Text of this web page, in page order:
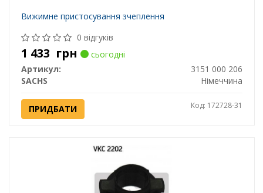
Вижимне пристосування зчеплення
0 відгуків
1 433 грн
сьогодні
Артикул:
3151 000 206
SACHS
Німеччина
ПРИДБАТИ Код: 172728-31